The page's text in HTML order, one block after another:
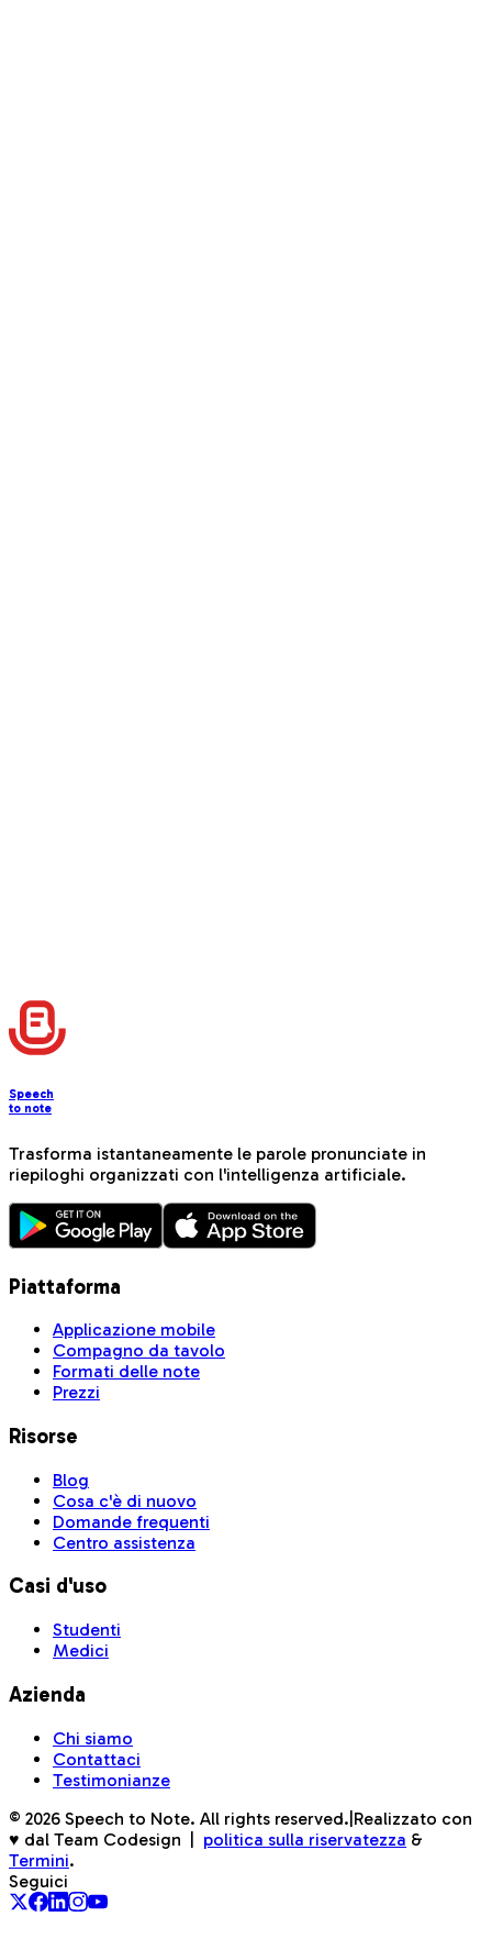
Speech
to note
Trasforma istantaneamente le parole pronunciate in
riepiloghi organizzati con l'intelligenza artificiale.
Piattaforma
Applicazione mobile
Compagno da tavolo
Formati delle note
Prezzi
Risorse
Blog
Cosa c'è di nuovo
Domande frequenti
Centro assistenza
Casi d'uso
Studenti
Medici
Azienda
Chi siamo
Contattaci
Testimonianze
© 2026 Speech to Note. All rights reserved. Realizzato con
♥ dal Team Codesign
politica sulla riservatezza &
Termini.
Seguici